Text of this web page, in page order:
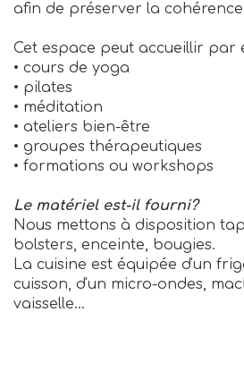
afin de préserver la
Cet espace peut accueillir par
• cours de yoga
• pilates
• méditation
• ateliers bien-être
• groupes thérapeutiques
• formations ou workshops
Le matériel est-il fourni?
Nous mettons à disposition
bolsters, enceinte, bougies.
La cuisine est équipée d'un
cuisson, d'un micro-ondes,
vaisselle...